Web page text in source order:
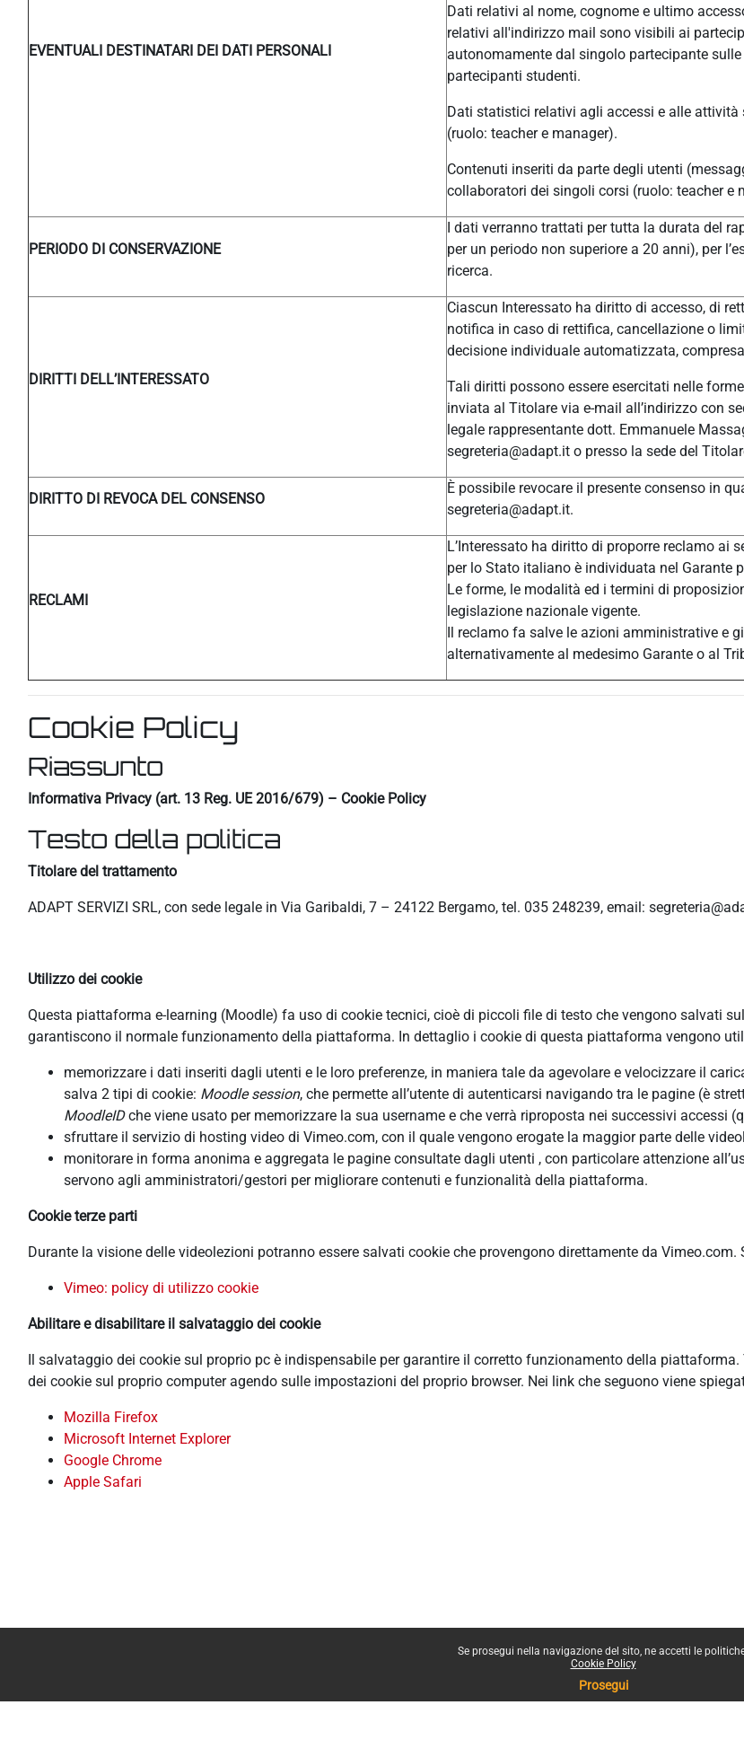
Se prosegui nella navigazione del sito, ne accetti le
Cookie Policy
Prosegui
EVENTUALI DESTINATARI DEI DATI PERSONALI
Dati relativi al nome, cognome e ultimo
relativi all'indirizzo mail sono visibili ai
autonomamente dal singolo partecipante
partecipanti studenti.
Dati statistici relativi agli accessi e alle
(ruolo: teacher e manager).
Contenuti inseriti da parte degli utenti
collaboratori dei singoli corsi (ruolo: teacher e
PERIODO DI CONSERVAZIONE
I dati verranno trattati per tutta la durata del
per un periodo non superiore a 20 anni), per
ricerca.
DIRITTI DELL’INTERESSATO
Ciascun Interessato ha diritto di accesso, di
notifica in caso di rettifica, cancellazione o
decisione individuale automatizzata,
Tali diritti possono essere esercitati nelle
inviata al Titolare via e-mail all’indirizzo con
legale rappresentante dott. Emmanuele
segreteria@adapt.it o presso la sede del
DIRITTO DI REVOCA DEL CONSENSO
È possibile revocare il presente consenso in
segreteria@adapt.it.
RECLAMI
L’Interessato ha diritto di proporre reclamo ai
per lo Stato italiano è individuata nel Garante
Le forme, le modalità ed i termini di
legislazione nazionale vigente.
Il reclamo fa salve le azioni amministrative e
alternativamente al medesimo Garante o al
Cookie Policy
Riassunto
Informativa Privacy (art. 13 Reg. UE 2016/679) – Cookie Policy
Testo della politica
Titolare del trattamento
ADAPT SERVIZI SRL, con sede legale in Via Garibaldi, 7 – 24122 Bergamo, tel. 035 248239, email:
Utilizzo dei cookie
Questa piattaforma e-learning (Moodle) fa uso di cookie tecnici, cioè di piccoli file di testo che vengono salvati
garantiscono il normale funzionamento della piattaforma. In dettaglio i cookie di questa piattaforma vengono
memorizzare i dati inseriti dagli utenti e le loro preferenze, in maniera tale da agevolare e velocizzare il
salva 2 tipi di cookie: Moodle session, che permette all’utente di autenticarsi navigando tra le pagine (è
MoodleIDche viene usato per memorizzare la sua username e che verrà riproposta nei successivi accessi
sfruttare il servizio di hosting video di Vimeo.com, con il quale vengono erogate la maggior parte delle
monitorare in forma anonima e aggregata le pagine consultate dagli utenti , con particolare attenzione
servono agli amministratori/gestori per migliorare contenuti e funzionalità della piattaforma.
Cookie terze parti
Durante la visione delle videolezioni potranno essere salvati cookie che provengono direttamente da
Vimeo: policy di utilizzo cookie
Abilitare e disabilitare il salvataggio dei cookie
Il salvataggio dei cookie sul proprio pc è indispensabile per garantire il corretto funzionamento della
dei cookie sul proprio computer agendo sulle impostazioni del proprio browser. Nei link che seguono viene
Mozilla Firefox
Microsoft Internet Explorer
Google Chrome
Apple Safari